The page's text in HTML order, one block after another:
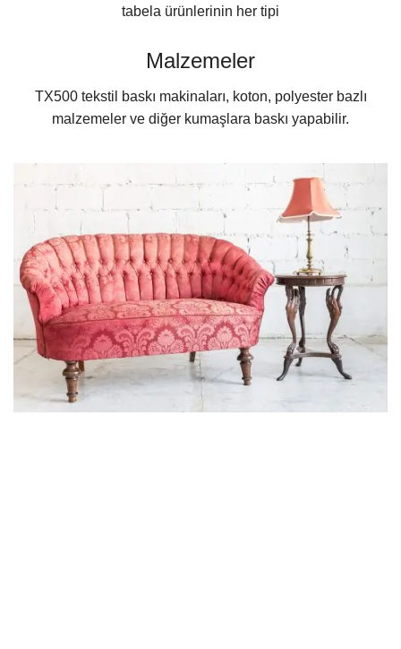
tabela ürünlerinin her tipi
Malzemeler
TX500 tekstil baskı makinaları, koton, polyester bazlı
malzemeler ve diğer kumaşlara baskı yapabilir.